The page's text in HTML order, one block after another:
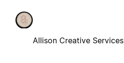
Allison Creative Services